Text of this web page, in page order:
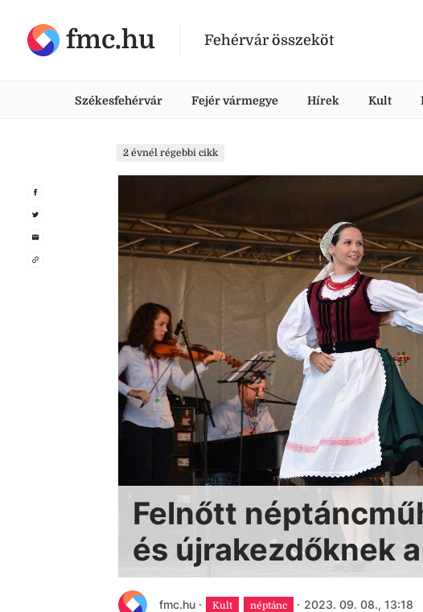
fmc.hu Fehérvár összeköt
Székesfehérvár Fejér vármegye Hírek Kult
2 évnél régebbi cikk
Felnőtt
és újrakezdőknek
fmc.hu · Kult néptánc · 2023. 09. 08., 13:18